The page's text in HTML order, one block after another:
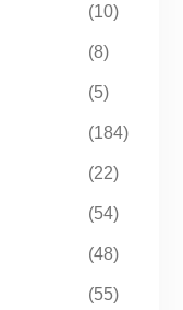
(10)
(8)
(5)
(184)
(22)
(54)
(48)
(55)